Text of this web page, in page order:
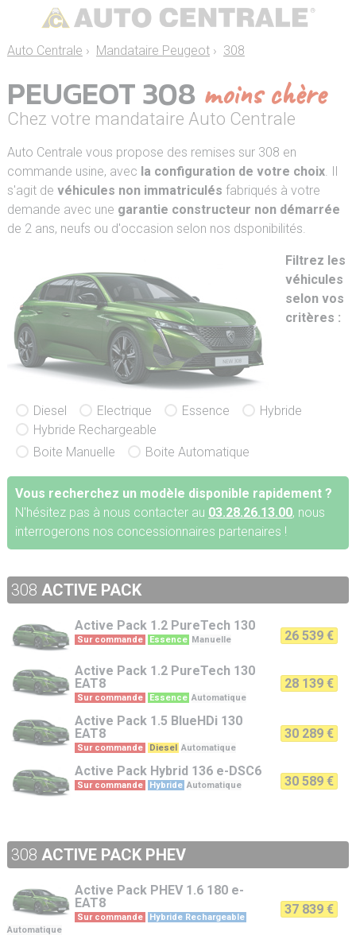
Auto Centrale › Mandataire Peugeot› 308
PEUGEOT 308 moins chère
Chez votre mandataire Auto Centrale
Auto Centrale vous propose des remises sur 308 en
commande usine, avec la configuration de votre choix. Il
s'agit de véhicules non immatriculés fabriqués à votre
demande avec une garantie constructeur non démarrée
de 2 ans, neufs ou d'occasion selon nos dsponibilités.
Filtrez les
véhicules
selon vos
critères :
Diesel Electrique Essence
Hybride
Hybride Rechargeable
Boite Manuelle
Boite Automatique
Vous recherchez un modèle disponible rapidement ?
N'hésitez pas à nous contacter au 03.28.26.13.00, nous
interrogerons nos concessionnaires partenaires !
308 ACTIVE PACK
Active Pack 1.2 PureTech 130
Sur commande Essence Manuelle 26 539 €
Active Pack 1.2 PureTech 130
EAT8
Sur commande Essence Automatique
28 139 €
Active Pack 1.5 BlueHDi 130
EAT8
Sur commande Diesel Automatique
30 289 €
Active Pack Hybrid 136 e-DSC6
Sur commande Hybride Automatique 30 589 €
308 ACTIVE PACK PHEV
Active Pack PHEV 1.6 180 e-
EAT8
Sur commande
Hybride Rechargeable
Automatique
37 839 €